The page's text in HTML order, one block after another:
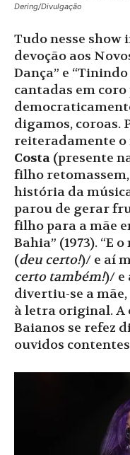
Dering/Divulgação
Tudo nesse show
devoção aos
Dança” e
cantadas em
digamos, coroas.
reiteradamente
Costa (presente
filho
história da
parou de gerar
filho para a mãe
Bahia” (1973). “E
(deu certo!)/ e aí
certo também!)/ e
divertiu-se a
à letra original. A
Baianos se refez
ouvidos